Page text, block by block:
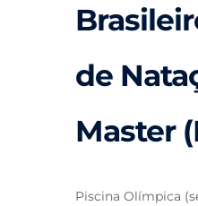
de
Master
Piscina Olímpica